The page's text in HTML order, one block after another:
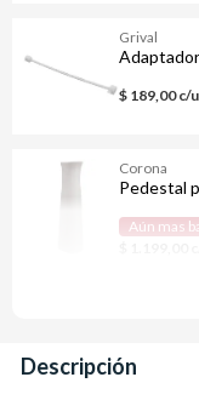
Grival
$ 189,00 c/u
Corona
Pedestal
Aún mas
Descripción